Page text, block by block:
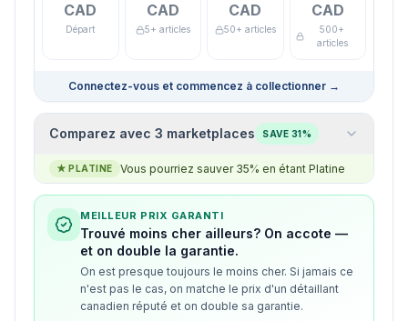
CAD
Départ
CAD
5+ articles
CAD
50+ articles
CAD
500+
articles
Connectez-vous et commencez à collectionner →
Comparez avec 3 marketplaces SAVE 31%
★ PLATINE Vous pourriez sauver 35% en étant Platine
MEILLEUR PRIX GARANTI
Trouvé moins cher ailleurs? On accote —
et on double la garantie.
On est presque toujours le moins cher. Si jamais ce
n'est pas le cas, on matche le prix d'un détaillant
canadien réputé et on double sa garantie.